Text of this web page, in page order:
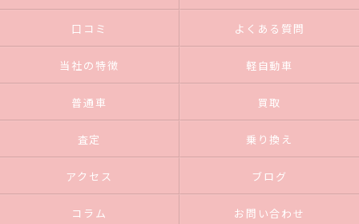
口コミ よくある質問
当社の特徴 軽自動車
普通車 買取
査定 乗り換え
アクセス ブログ
コラム お問い合わせ